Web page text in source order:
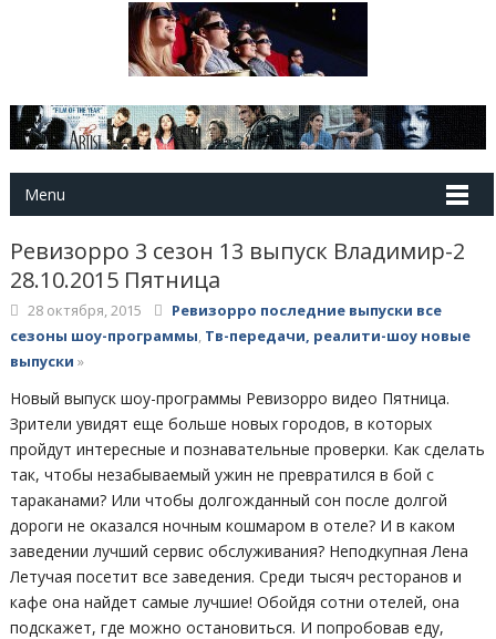
Menu
Ревизорро 3 сезон 13 выпуск Владимир-2
28.10.2015 Пятница
28 октября, 2015
Ревизорро последние выпуски все
сезоны шоу-программы Тв-передачи, реалити-шоу новые
выпуски »
Новый выпуск шоу-программы Ревизорро видео Пятница.
Зрители увидят еще больше новых городов, в которых
пройдут интересные и познавательные проверки. Как сделать
так, чтобы незабываемый ужин не превратился в бой с
тараканами? Или чтобы долгожданный сон после долгой
дороги не оказался ночным кошмаром в отеле? И в каком
заведении лучший сервис обслуживания? Неподкупная Лена
Летучая посетит все заведения. Среди тысяч ресторанов и
кафе она найдет самые лучшие! Обойдя сотни отелей, она
подскажет, где можно остановиться. И попробовав еду,